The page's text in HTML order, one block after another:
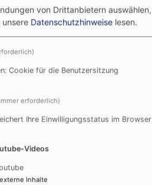
in Greßhausen
Frühschoppen.
Bauwagenkirche oder bei
von Drittanbietern
Datenschutzhinweise lesen.
Cookie für die Benutzersitzung
erforderlich)
Ihre Einwilligungsstatus im Browser
Videos
Inhalte